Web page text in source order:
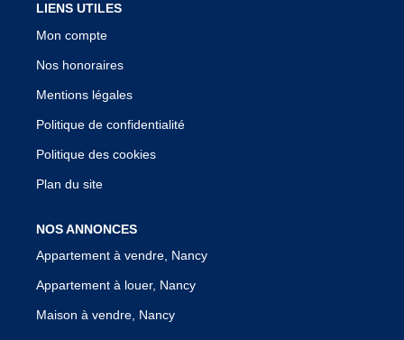
LIENS UTILES
Mon compte
Nos honoraires
Mentions légales
Politique de confidentialité
Politique des cookies
Plan du site
NOS ANNONCES
Appartement à vendre, Nancy
Appartement à louer, Nancy
Maison à vendre, Nancy